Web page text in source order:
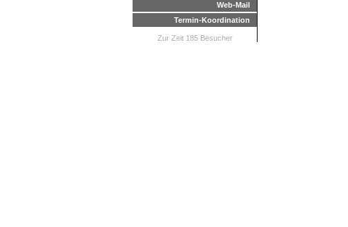
Web-Mail
Termin-Koordination
Zur Zeit 185 Besucher